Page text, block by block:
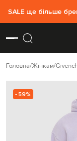
SALE ще більше
Головна Жінкам
- 59%